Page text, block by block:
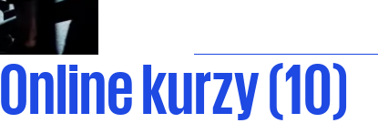
Online kurzy (10)